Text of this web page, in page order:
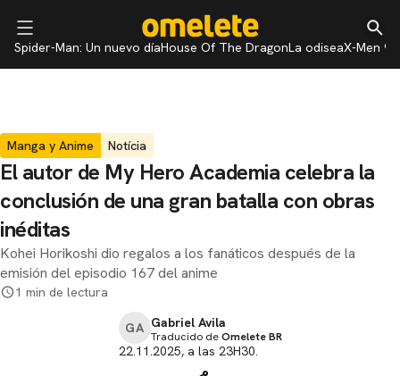
Spider-Man: Un nuevo díaHouse Of The DragonLa odiseaX-Men 97
Manga y Anime Notícia
El autor de My Hero Academia celebra la
conclusión de una gran batalla con obras
inéditas
Kohei Horikoshi dio regalos a los fanáticos después de la
emisión del episodio 167 del anime
1 min de lectura
GA Gabriel Avila
Traducido deOmelete BR
22.11.2025, a las 23H30.